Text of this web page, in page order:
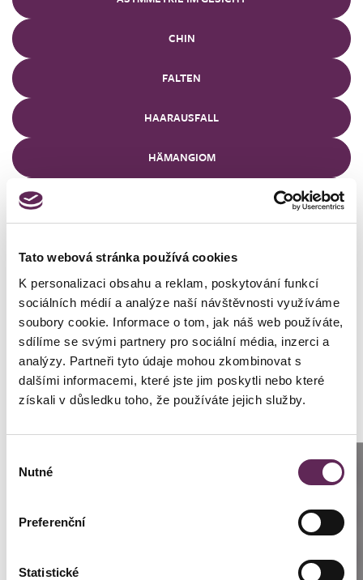
Tato webová stránka používá cookies
K personalizaci obsahu a reklam, poskytování funkcí
sociálních médií a analýze naší návštěvnosti využíváme
soubory cookie. Informace o tom, jak náš web používáte,
sdílíme se svými partnery pro sociální média, inzerci a
analýzy. Partneři tyto údaje mohou zkombinovat s
dalšími informacemi, které jste jim poskytli nebo které
získali v důsledku toho, že používáte jejich služby.
souhlasu
Nutné
Preferenční
Statistické
CHIN
FALTEN
HAARAUSFALL
HÄMANGIOM
KRAMPFADERN (VARIZEN)
MUTTERMALE
PIGMENT- UND ALTERSFLECKEN
POSTOPERATIVE NARBEN
ROSA
SCHMALE LIPPEN UND HÄNGENDE MUNDWINKEL
Brünn: +420 776 279 454